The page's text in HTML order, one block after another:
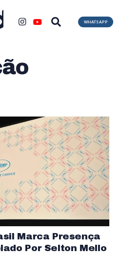
WHATSAPP
Marca Presença
Por Selton Mello